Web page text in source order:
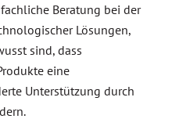
Beratung bei der
Lösungen,
sind, dass
eine
Unterstützung durch